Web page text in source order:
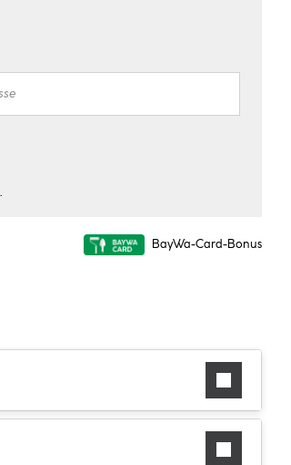
BayWa-Card-Bonus